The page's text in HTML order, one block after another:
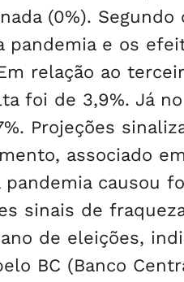
(0%).
pandemia e os
relação ao
foi de 3,9%. Já
Projeções
associado
pandemia causou
sinais de
de eleições,
BC (Banco